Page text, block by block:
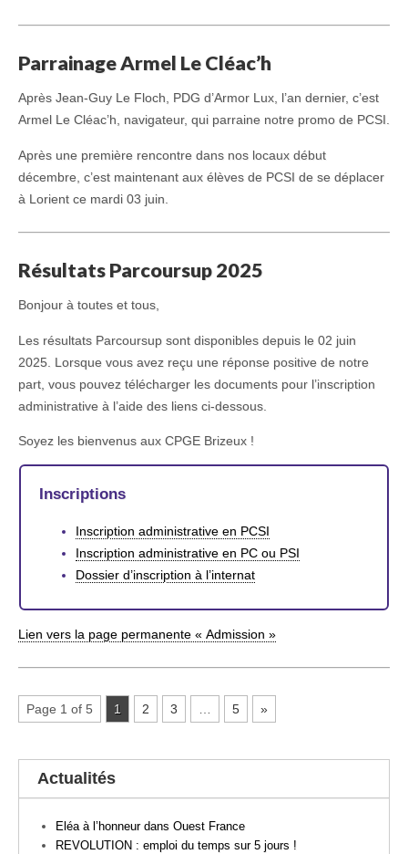
Parrainage Armel Le Cléac’h
Après Jean-Guy Le Floch, PDG d’Armor Lux, l’an dernier, c’est
Armel Le Cléac’h, navigateur, qui parraine notre promo de PCSI.
Après une première rencontre dans nos locaux début
décembre, c’est maintenant aux élèves de PCSI de se déplacer
à Lorient ce mardi 03 juin.
Résultats Parcoursup 2025
Bonjour à toutes et tous,
Les résultats Parcoursup sont disponibles depuis le 02 juin
2025. Lorsque vous avez reçu une réponse positive de notre
part, vous pouvez télécharger les documents pour l’inscription
administrative à l’aide des liens ci-dessous.
Soyez les bienvenus aux CPGE Brizeux !
Inscriptions
Inscription administrative en PCSI
Inscription administrative en PC ou PSI
Dossier d’inscription à l’internat
Lien vers la page permanente « Admission »
Page 1 of 5 1 2 3 … 5 »
Actualités
Eléa à l’honneur dans Ouest France
REVOLUTION : emploi du temps sur 5 jours !